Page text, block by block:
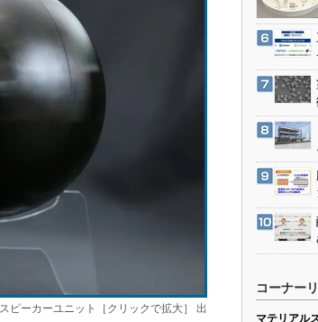
製造業ビッグデータ
メイドインジャパン
植物工場
知財マネジメント
グローバル設計・開発
制御セキュリティ
新型コロナへの対応
ピーカーユニット［クリックで拡大］ 出
コーナー
マテリアル